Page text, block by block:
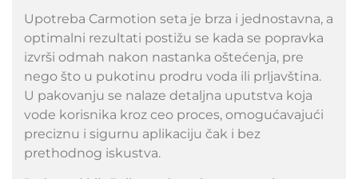
Upotreba Carmotion seta je brza i jednostavna, a
optimalni rezultati postižu se kada se popravka
izvrši odmah nakon nastanka oštećenja, pre
nego što u pukotinu prodru voda ili prljavština.
U pakovanju se nalaze detaljna uputstva koja
vode korisnika kroz ceo proces, omogućavajući
preciznu i sigurnu aplikaciju čak i bez
prethodnog iskustva.